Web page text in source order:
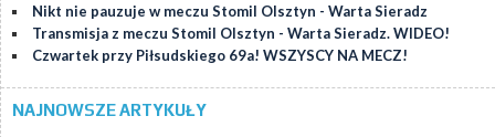
Nikt nie pauzuje w meczu Stomil Olsztyn - Warta Sieradz
Transmisja z meczu Stomil Olsztyn - Warta Sieradz. WIDEO!
Czwartek przy Piłsudskiego 69a! WSZYSCY NA MECZ!
NAJNOWSZE ARTYKUŁY